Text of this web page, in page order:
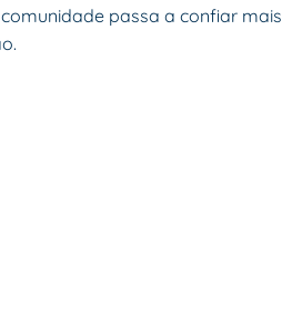
passa a confiar mais